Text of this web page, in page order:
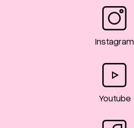
Instagram
Youtube